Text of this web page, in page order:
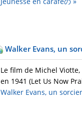
Walker Evans, un
Le film de Michel
en 1941 (Let Us Now
Walker Evans, un